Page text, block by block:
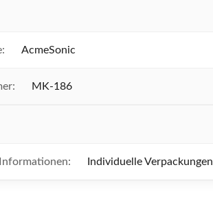
AcmeSonic
MK-186
Individuelle Verpackungen